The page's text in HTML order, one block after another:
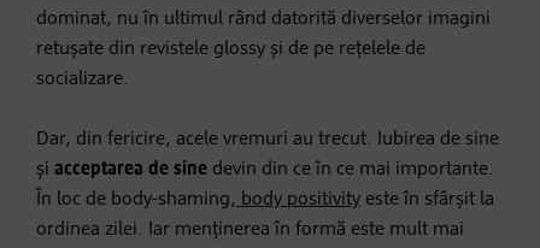
dominat, nu în ultimul rând datorită diverselor imagini
retușate din revistele glossy și de pe rețelele de
socializare.
Dar, din fericire, acele vremuri au trecut. Iubirea de sine
și acceptarea de sine devin din ce în ce mai importante.
În loc de body-shaming, body positivity este în sfârșit la
ordinea zilei. Iar menținerea în formă este mult mai